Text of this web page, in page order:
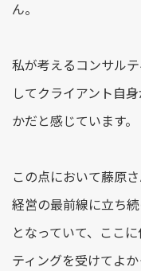
ん。
私が考えるコンサル
してクライアント自
かだと感じています。
この点において藤原
経営の最前線に立ち
となっていて、ここ
ティングを受けてよ